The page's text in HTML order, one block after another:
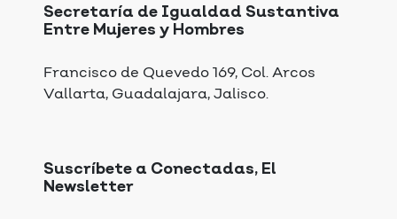
Secretaría de Igualdad Sustantiva
Entre Mujeres y Hombres
Francisco de Quevedo 169, Col. Arcos
Vallarta, Guadalajara, Jalisco.
Suscríbete a Conectadas, El
Newsletter